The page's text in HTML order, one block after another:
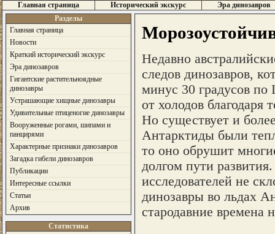
Главная страница Исторический экскурс
Эра динозавров
Разделы
Главная страница
Новости
Краткий исторический экскурс
Эра динозавров
Гигантские растительноядные
динозавры
Устрашающие хищные динозавры
Удивительные птиценогие динозавры
Вооруженные рогами, шипами и
панцирями
Характерные признаки динозавров
Загадка гибели динозавров
Публикации
Интересные ссылки
Статьи
Архив
Статистика
Недавно
следов динозавров,
минус 30 градусов
от холодов
Но существует и
Антарктиды были
то оно обрушит
долгом пути
исследователей не
динозавры во льдах
стародавние